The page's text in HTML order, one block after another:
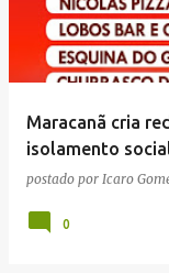
Maracanã cria
isolamento
postado por Icaro
0